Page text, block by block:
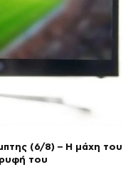
(6/8) – Η μάχη του
του